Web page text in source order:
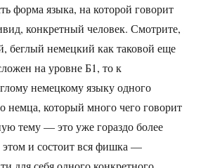
форма языка, на которой говорит
конкретный человек. Смотрите,
беглый немецкий как таковой еще
на уровне Б1, то к
немецкому языку одного
немца, который много чего говорит
тему — это уже гораздо более
этом и состоит вся фишка —